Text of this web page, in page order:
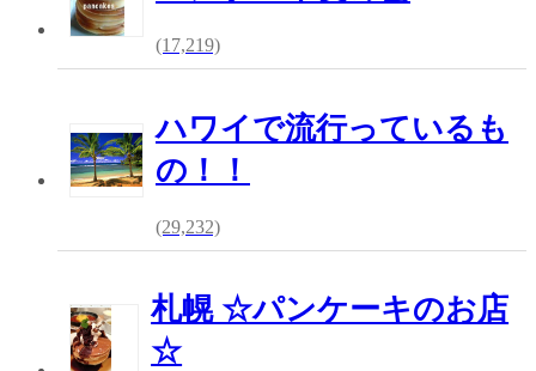
(17,219)
ハワイで流行っているも
の！！
(29,232)
札幌 ☆パンケーキのお店
☆